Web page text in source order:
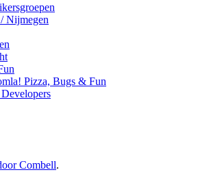
Nijmegen
Pizza, Bugs & Fun
Combell.